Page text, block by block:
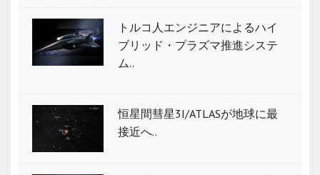
トルコ人エンジニアによるハイ
ブリッド・プラズマ推進システ
ム..
恒星間彗星3I/ATLASが地球に最
接近へ..